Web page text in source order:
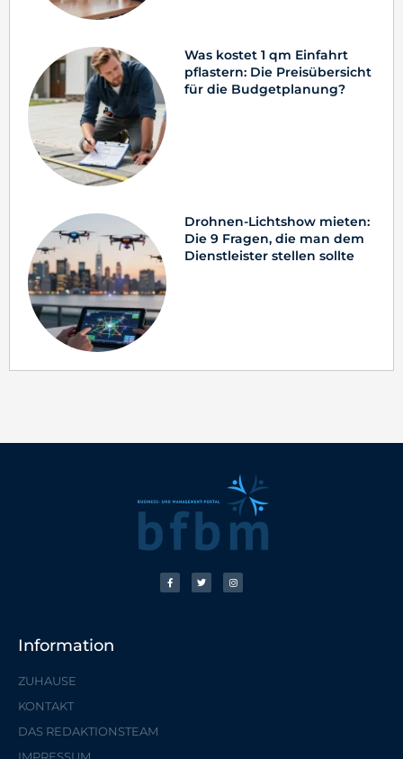
Was kostet 1 qm Einfahrt
pflastern: Die Preisübersicht
für die Budgetplanung?
Drohnen-Lichtshow mieten:
Die 9 Fragen, die man dem
Dienstleister stellen sollte
Information
ZUHAUSE
KONTAKT
DAS REDAKTIONSTEAM